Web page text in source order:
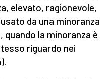
elevato, ragionevole,
da una minoranza
la minoranza è
riguardo nei